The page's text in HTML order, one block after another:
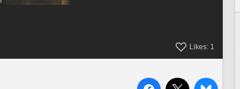
Likes: 1